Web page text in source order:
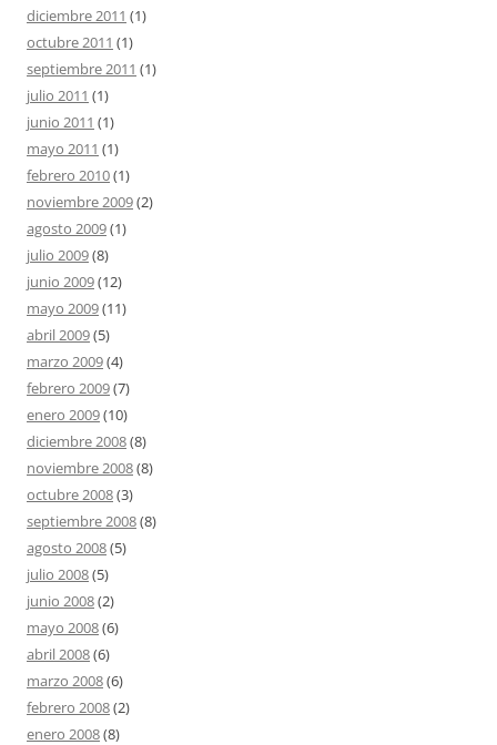
diciembre 2011 (1)
octubre 2011 (1)
septiembre 2011 (1)
julio 2011 (1)
junio 2011 (1)
mayo 2011 (1)
febrero 2010(1)
noviembre 2009(2)
agosto 2009(1)
julio 2009(8)
junio 2009(12)
mayo 2009(11)
abril 2009(5)
marzo 2009(4)
febrero 2009(7)
enero 2009(10)
diciembre 2008(8)
noviembre 2008(8)
octubre 2008(3)
septiembre 2008(8)
agosto 2008(5)
julio 2008(5)
junio 2008(2)
mayo 2008(6)
abril 2008(6)
marzo 2008(6)
febrero 2008(2)
enero 2008(8)